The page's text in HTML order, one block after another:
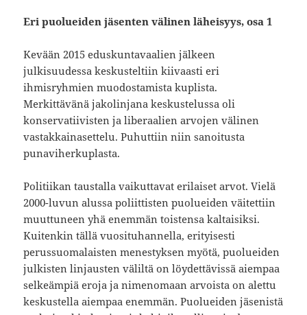
Eri puolueiden jäsenten välinen läheisyys, osa 1
Kevään 2015 eduskuntavaalien jälkeen
julkisuudessa keskusteltiin kiivaasti eri
ihmisryhmien muodostamista kuplista.
Merkittävänä jakolinjana keskustelussa oli
konservatiivisten ja liberaalien arvojen välinen
vastakkainasettelu. Puhuttiin niin sanoitusta
punaviherkuplasta.
Politiikan taustalla vaikuttavat erilaiset arvot. Vielä
2000-luvun alussa poliittisten puolueiden väitettiin
muuttuneen yhä enemmän toistensa kaltaisiksi.
Kuitenkin tällä vuosituhannella, erityisesti
perussuomalaisten menestyksen myötä, puolueiden
julkisten linjausten väliltä on löydettävissä aiempaa
selkeämpiä eroja ja nimenomaan arvoista on alettu
keskustella aiempaa enemmän. Puolueiden jäsenistä